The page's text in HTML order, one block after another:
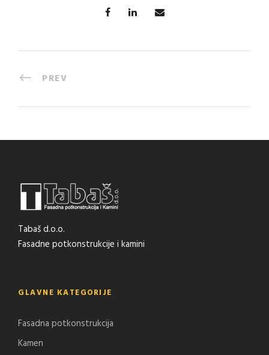
PREV
Tabaš d.o.o.
Fasadne potkonstrukcije i kamini
GLAVNE KATEGORIJE
Fasadna potkonstrukcija
Kamen